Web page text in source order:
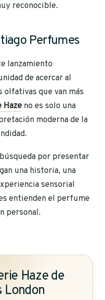
reconocible.
Perfumes
lanzamiento
de acercar al
que van más
Haze no es solo una
moderna de la
por presentar
una historia, una
sensorial
entienden el perfume
personal.
Haze de
London